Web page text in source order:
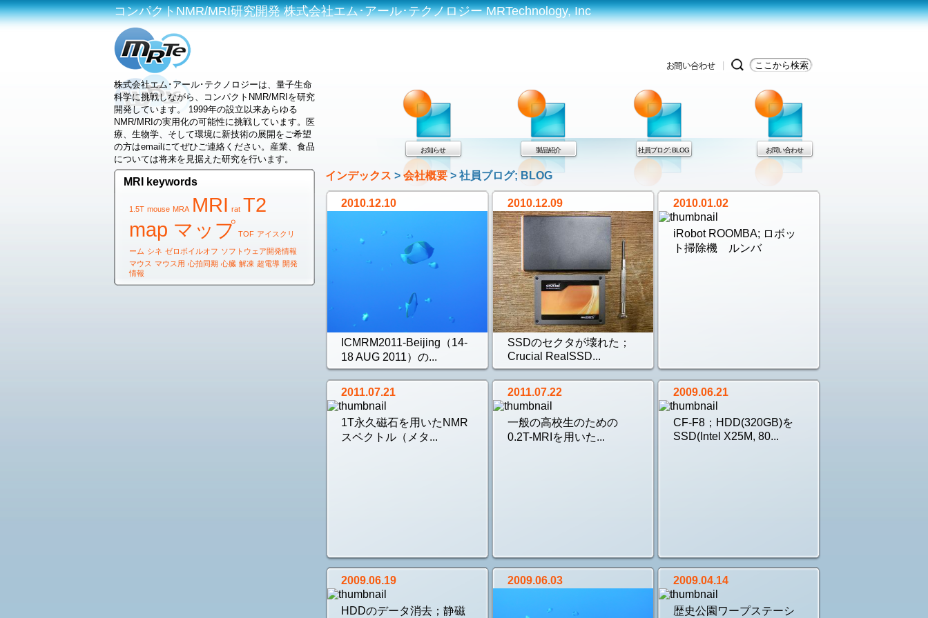
コンパクトNMR/MRI研究開発 株式会社エム･アール･テクノロジー MRTechnology, Inc
お知らせ 製品紹介 社員ブログ; BLOG お問い合わせ
株式会社エム･アール･テクノロジーは、量子生命
科学に挑戦しながら、コンパクトNMR/MRIを研究
開発しています。 1999年の設立以来あらゆる
NMR/MRIの実用化の可能性に挑戦しています。医
療、生物学、そして環境に新技術の展開をご希望
の方はemailにてぜひご連絡ください。産業、食品
については将来を見据えた研究を行います。
MRI keywords
1.5T mouse MRA MRI rat T2
map マップ TOF アイスクリ
ーム シネ ゼロボイルオフ ソフトウェア開発情報
マウス マウス用 心拍同期 心臓 解凍 超電導 開発
情報
インデックス > 会社概要> 社員ブログ; BLOG
2010.12.10
ICMRM2011-Beijing（14-
18 AUG 2011）の...
2010.12.09
SSDのセクタが壊れた；
Crucial RealSSD...
2010.01.02
iRobot ROOMBA; ロボッ
ト掃除機 ルンバ
2011.07.21
1T永久磁石を用いたNMR
スペクトル（メタ...
2011.07.22
一般の高校生のための
0.2T-MRIを用いた...
2009.06.21
CF-F8；HDD(320GB)を
SSD(Intel X25M, 80...
2009.06.19
HDDのデータ消去；静磁
2009.06.03 2009.04.14
歴史公園ワープステーシ